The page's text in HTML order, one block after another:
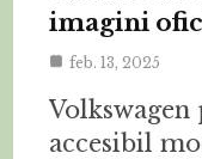
imagini
feb. 13, 2025
Volkswagen
accesibil